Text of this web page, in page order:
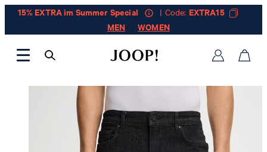
15% EXTRA im Summer Special | Code: EXTRA15
MEN
WOMEN